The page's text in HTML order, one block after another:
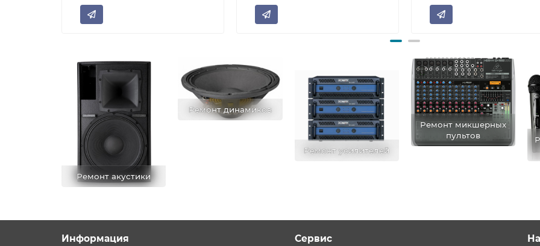
Ремонт акустики
Ремонт динамиков
Ремонт усилителей
Ремонт микшерных
пультов
Информация Сервис